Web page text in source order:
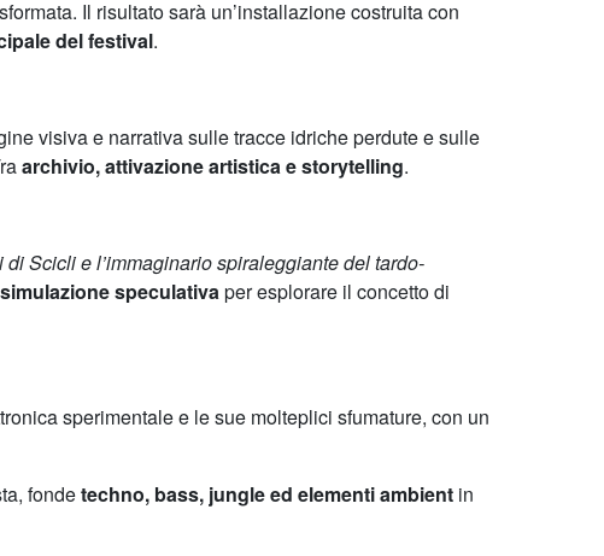
Il risultato sarà un’installazione costruita con
del festival.
visiva e narrativa sulle tracce idriche perdute e sulle
archivio, attivazione artistica e storytelling.
di Scicli e l’immaginario spiraleggiante del tardo-
speculativaper esplorare il concetto di
sperimentale e le sue molteplici sfumature, con un
fondetechno, bass, jungle ed elementi ambient in